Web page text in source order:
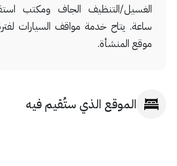
ساعة. يتاح خدمة مواقف السيارات
موقع المنشأة.
الموقع الذي ستُقيم فيه